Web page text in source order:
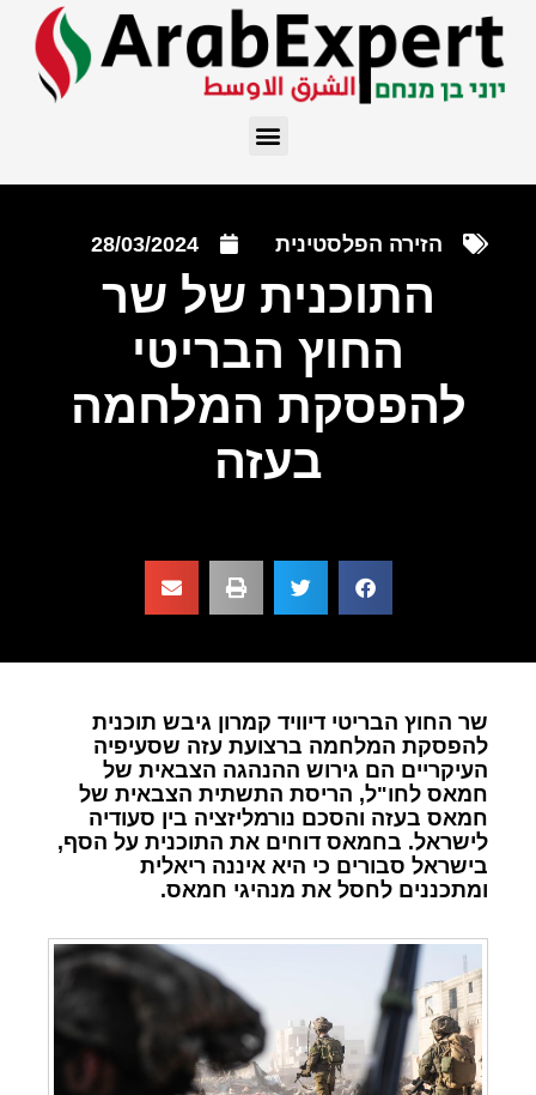
הזירה הפלסטינית 28/03/2024
התוכנית של שר
החוץ הבריטי
להפסקת המלחמה
בעזה
שר החוץ הבריטי דיוויד קמרון גיבש תוכנית
להפסקת המלחמה ברצועת עזה שסעיפיה
העיקריים הם גירוש ההנהגה הצבאית של
חמאס לחו"ל, הריסת התשתית הצבאית של
חמאס בעזה והסכם נורמליזציה בין סעודיה
לישראל. בחמאס דוחים את התוכנית על הסף,
בישראל סבורים כי היא איננה ריאלית
ומתכננים לחסל את מנהיגי חמאס.